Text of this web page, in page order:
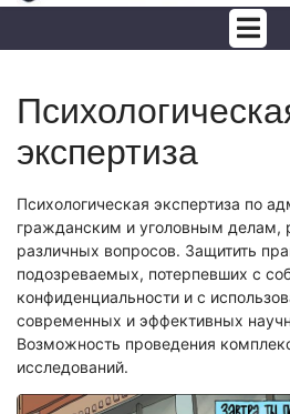
Почерковедческая экспертиза
Товароведческая экспертиза
Экономическая экспертиза
Автотехническая экспертиза
Экспертиза электробытовой
Экспертиза по технике
Техническая экспертиза
Электротехническая
Фоноскопическая экспертиза
экспертиза
Психологическая экспертиза по
гражданским и уголовным делам,
различных вопросов. Защитить
подозреваемых, потерпевших с
конфиденциальности и с
современных и эффективных
Возможность проведения
исследований.